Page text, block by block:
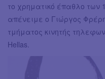
το χρηματικό έπαθλο των
απένειμε ο Γιώργος
τμήματος κινητής
Hellas.